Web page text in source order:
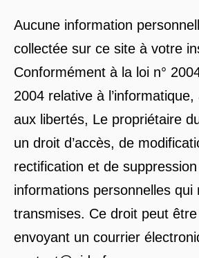
Aucune information
collectée sur ce site à votre
Conformément à la loi n°
2004 relative à
aux libertés, Le propriétaire
un droit d’accès, de
rectification et de
informations personnelles qui
transmises. Ce droit peut
envoyant un courrier